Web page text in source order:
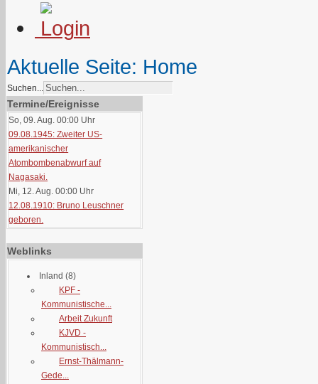
Aktuelle Seite: Home
Suchen...
Termine/Ereignisse
So, 09. Aug. 00:00 Uhr
09.08.1945: Zweiter US-
amerikanischer
Atombombenabwurf auf
Nagasaki.
Mi, 12. Aug. 00:00 Uhr
12.08.1910: Bruno Leuschner
geboren.
Weblinks
Inland (8)
KPF -
Kommunistische...
Arbeit Zukunft
KJVD -
Kommunistisch...
Ernst-Thälmann-
Gede...